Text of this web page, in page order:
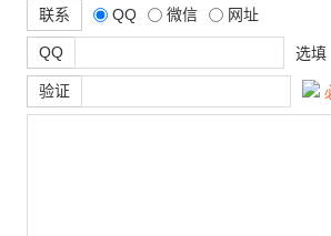
联系 QQ 微信 网址
QQ 选填
验证